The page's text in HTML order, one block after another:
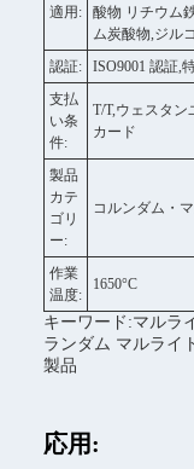
適用:
酸物 リチウム
ム炭酸物,ジル
認証:
ISO9001 認証,
支払
い条
件:
T/T,ウェスタン
カード
製品
カテ
ゴリ
ー:
コルンダム・
作業
温度:
1650°C
キーワード:マルラ
ランダム マルライ
製品
応用: